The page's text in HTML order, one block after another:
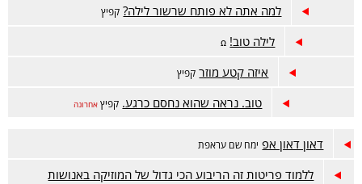
למה אתה לא פותח שרשור לילה? קפיץ
לילה טוב! ꭥ
איזה קטע מוזר קפיץ
טוב. נראה שהוא נחסם כרגע. קפיץ אחרונה
דאון דאון אפ ימח שם עראפת
ללמוד פריטות זה הריבוע הכי גדול של המוזיקה באנושות